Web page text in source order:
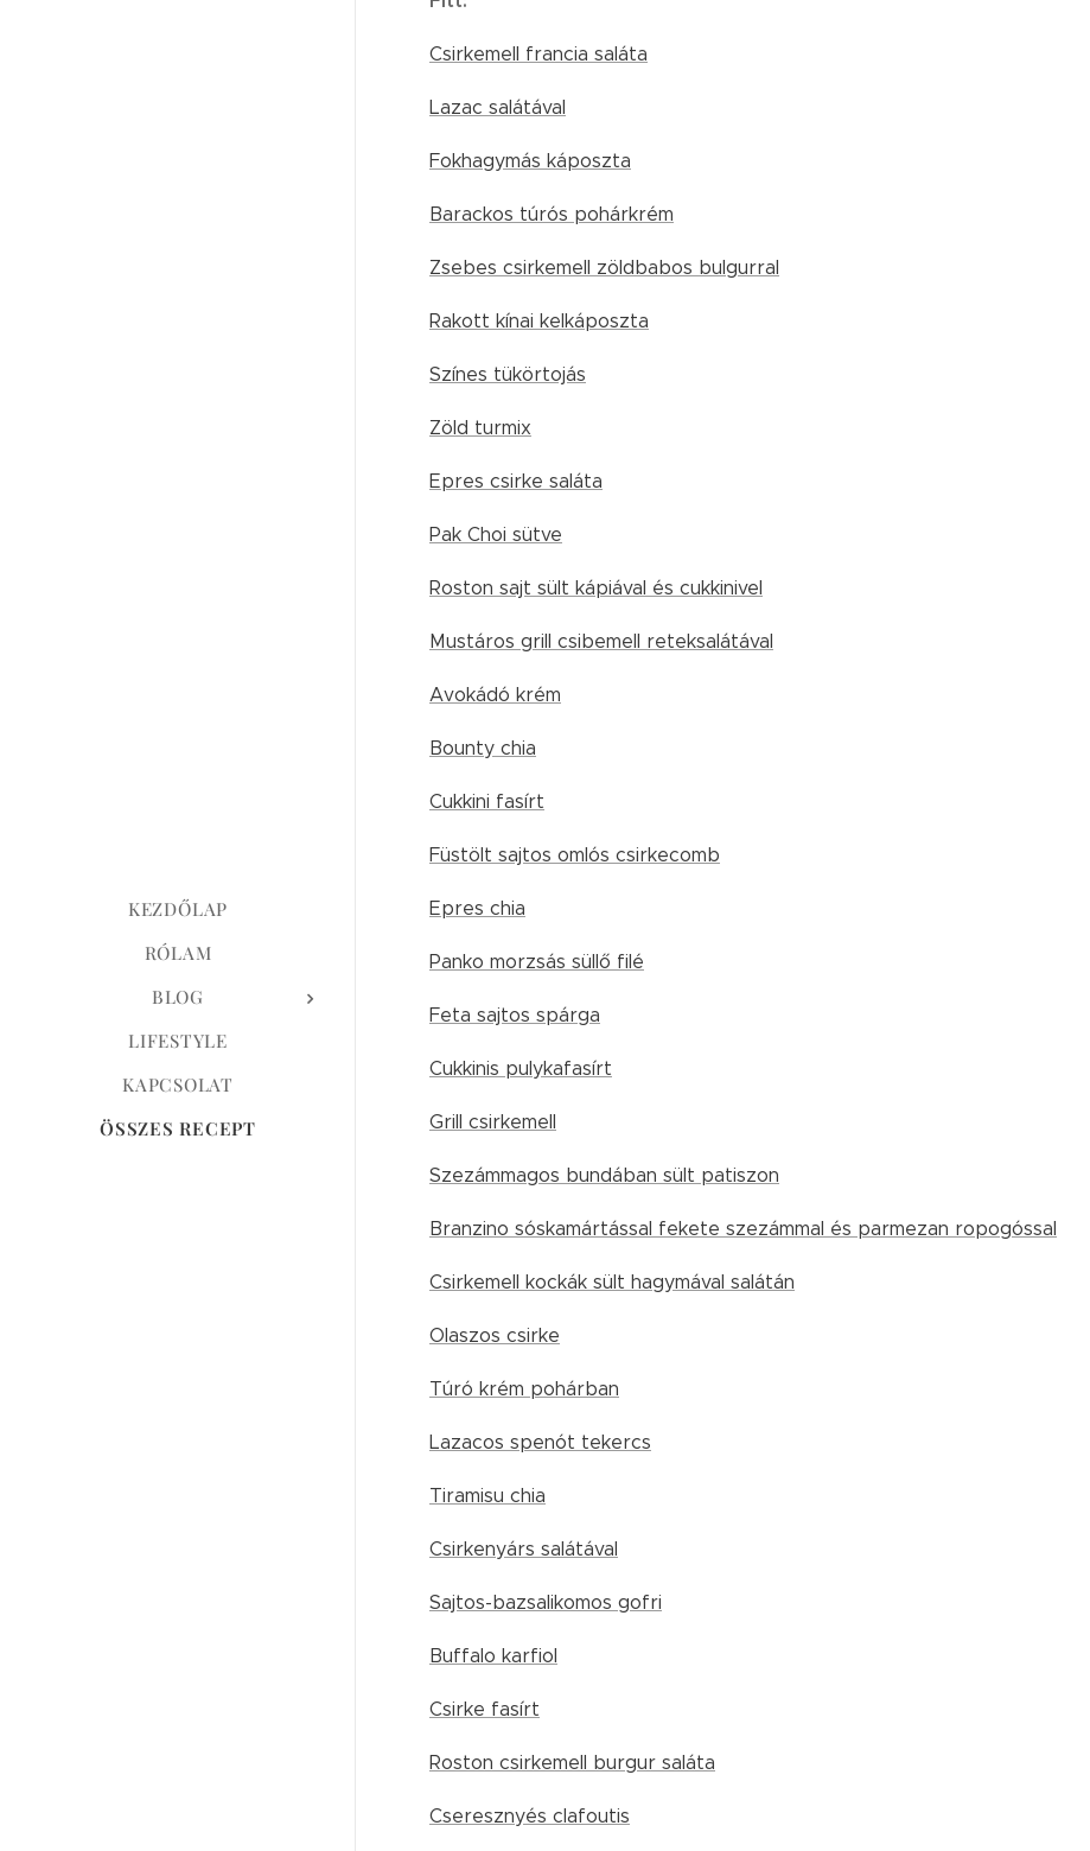
KEZDŐLAP
RÓLAM
BLOG
LIFESTYLE
KAPCSOLAT
ÖSSZES RECEPT
Csirkemell francia saláta
Lazac salátával
Fokhagymás káposzta
Barackos túrós pohárkrém
Zsebes csirkemell zöldbabos bulgurral
Rakott kínai kelkáposzta
Színes tükörtojás
Zöld turmix
Epres csirke saláta
Pak Choi sütve
Roston sajt sült kápiával és cukkinivel
Mustáros grill csibemell reteksalátával
Avokádó krém
Bounty chia
Cukkini fasírt
Füstölt sajtos omlós csirkecomb
Epres chia
Panko morzsás süllő filé
Feta sajtos spárga
Cukkinis pulykafasírt
Grill csirkemell
Szezámmagos bundában sült patiszon
Branzino sóskamártással fekete szezámmal és parmezan ropogóssal
Csirkemell kockák sült hagymával salátán
Olaszos csirke
Túró krém pohárban
Lazacos spenót tekercs
Tiramisu chia
Csirkenyárs salátával
Sajtos-bazsalikomos gofri
Buffalo karfiol
Csirke fasírt
Roston csirkemell burgur saláta
Cseresznyés clafoutis